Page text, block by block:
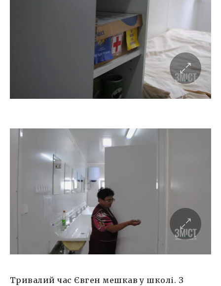
Тривалий час Євген мешкав у школі. З